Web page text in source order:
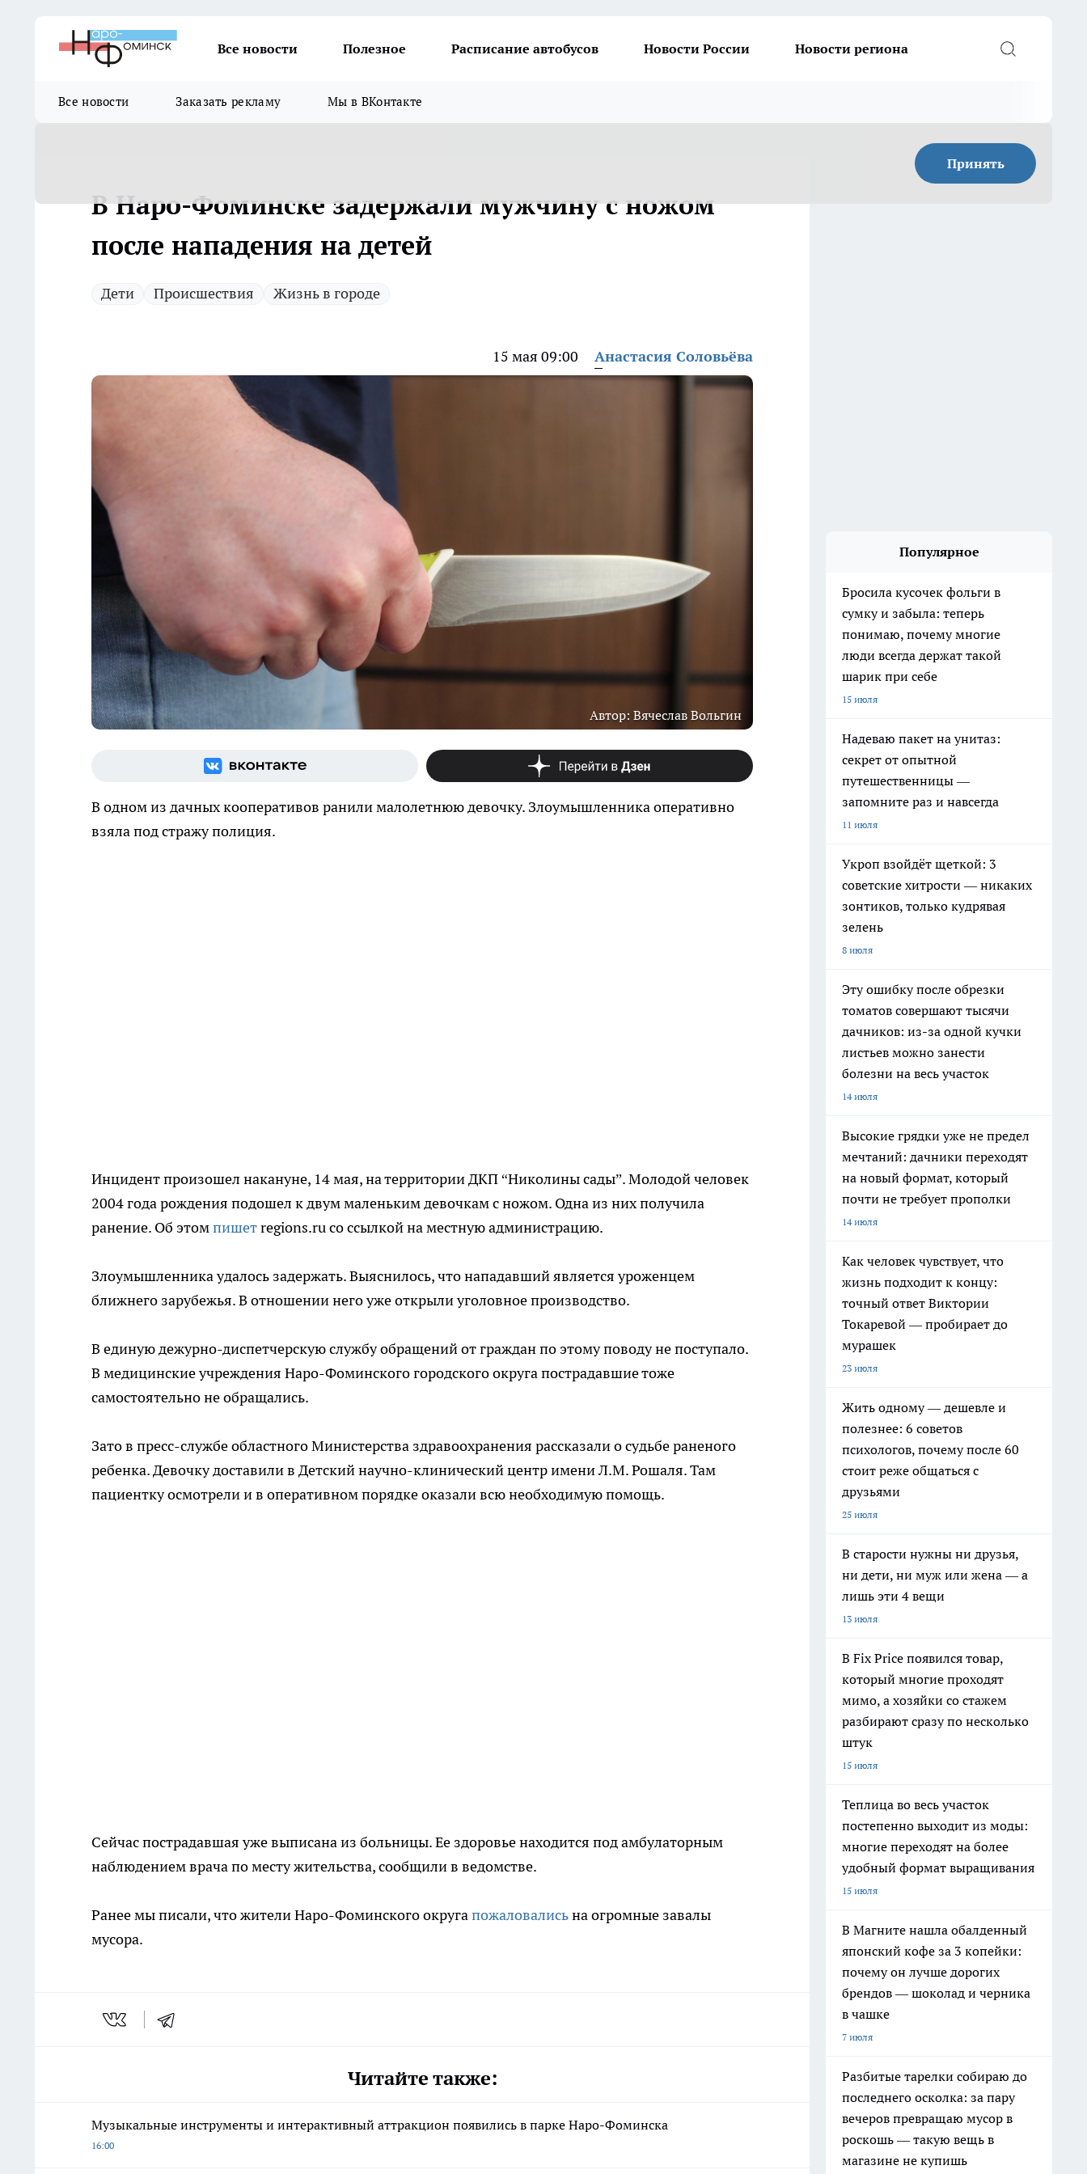
Все новости Полезное Расписание автобусов Новости России Новости региона
Все новости Заказать рекламу Мы в ВКонтакте
Принять
В Наро-Фоминске задержали мужчину с ножом
после нападения на детей
Дети Происшествия Жизнь в городе
15 мая 09:00 Анастасия Соловьёва
Автор: Вячеслав Вольгин
В одном из дачных кооперативов ранили малолетнюю девочку. Злоумышленника оперативно
взяла под стражу полиция.
Инцидент произошел накануне, 14 мая, на территории ДКП “Николины сады”. Молодой человек
2004 года рождения подошел к двум маленьким девочкам с ножом. Одна из них получила
ранение. Об этомпишетregions.ru со ссылкой на местную администрацию.
Злоумышленника удалось задержать. Выяснилось, что нападавший является уроженцем
ближнего зарубежья. В отношении него уже открыли уголовное производство.
В единую дежурно-диспетчерскую службу обращений от граждан по этому поводу не поступало.
В медицинские учреждения Наро-Фоминского городского округа пострадавшие тоже
самостоятельно не обращались.
Зато в пресс-службе областного Министерства здравоохранения рассказали о судьбе раненого
ребенка. Девочку доставили в Детский научно-клинический центр имени Л.М. Рошаля. Там
пациентку осмотрели и в оперативном порядке оказали всю необходимую помощь.
Сейчас пострадавшая уже выписана из больницы. Ее здоровье находится под амбулаторным
наблюдением врача по месту жительства, сообщили в ведомстве.
Ранее мы писали, что жители Наро-Фоминского округапожаловалисьна огромные завалы
мусора.
Читайте также:
Музыкальные инструменты и интерактивный аттракцион появились в парке Наро-Фоминска
16:00
Популярное
Бросила кусочек фольги в
сумку и забыла: теперь
понимаю, почему многие
люди всегда держат такой
шарик при себе
15 июля
Надеваю пакет на унитаз:
секрет от опытной
путешественницы —
запомните раз и навсегда
11 июля
Укроп взойдёт щеткой: 3
советские хитрости — никаких
зонтиков, только кудрявая
зелень
8 июля
Эту ошибку после обрезки
томатов совершают тысячи
дачников: из-за одной кучки
листьев можно занести
болезни на весь участок
14 июля
Высокие грядки уже не предел
мечтаний: дачники переходят
на новый формат, который
почти не требует прополки
14 июля
Как человек чувствует, что
жизнь подходит к концу:
точный ответ Виктории
Токаревой — пробирает до
мурашек
23 июля
Жить одному — дешевле и
полезнее: 6 советов
психологов, почему после 60
стоит реже общаться с
друзьями
25 июля
В старости нужны ни друзья,
ни дети, ни муж или жена — а
лишь эти 4 вещи
13 июля
В Fix Price появился товар,
который многие проходят
мимо, а хозяйки со стажем
разбирают сразу по несколько
штук
15 июля
Теплица во весь участок
постепенно выходит из моды:
многие переходят на более
удобный формат выращивания
15 июля
В Магните нашла обалденный
японский кофе за 3 копейки:
почему он лучше дорогих
брендов — шоколад и черника
в чашке
7 июля
Разбитые тарелки собираю до
последнего осколка: за пару
вечеров превращаю мусор в
роскошь — такую вещь в
магазине не купишь